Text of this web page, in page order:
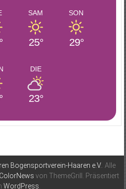
SAM
25°
SON
29°
DIE
23°
Bogensportverein-Haaren e.V. . Alle
ColorNews von ThemeGrill. Präsentiert
WordPress